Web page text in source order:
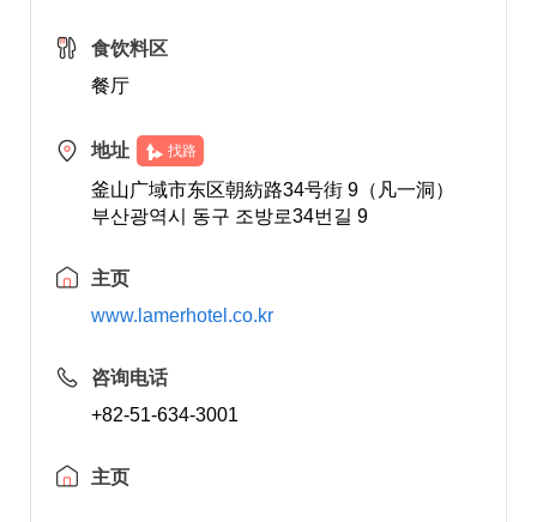
食饮料区
餐厅
地址 找路
釜山广域市东区朝紡路34号街 9（凡一洞）
부산광역시 동구 조방로34번길 9
主页
www.lamerhotel.co.kr
咨询电话
+82-51-634-3001
主页